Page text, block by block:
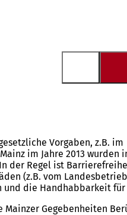
Vorgaben, z.B. im
im Jahre 2013 wurden
der Regel ist
(z.B. vom
und die Handhabbarkeit
Gegebenheiten